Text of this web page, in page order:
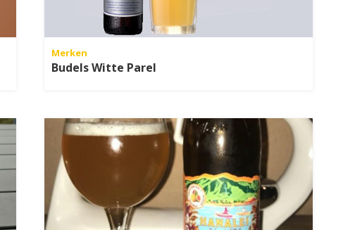
Merken
Budels Witte Parel